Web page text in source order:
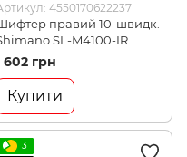
4550170622237
правий 10-швидк.
SL-M4100-IR
(SHMO
ISLM4100RAP)
602 грн
Купити
3